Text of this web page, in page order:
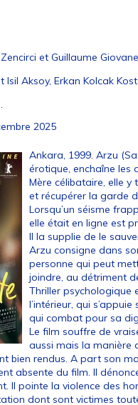
et Guillaume
Isil Aksoy, Erkan Kolcak
2025
Ankara, 1999. Arzu
érotique, enchaîne les
Mère célibataire, elle
et récupérer la garde
Lorsqu’un séisme
elle était en ligne est
Il la supplie de le
Arzu consigne dans
personne qui peut
joindre, au détriment
Thriller psychologique
l’intérieur, qui
qui combat pour sa
Le film souffre de
aussi mais la manière
bien rendus. A part son
absente du film. Il
Il pointe la violence des
dont sont victimes